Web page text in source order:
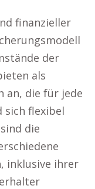
finanzieller
der
als
an, die für jede
sich flexibel
die
inklusive ihrer